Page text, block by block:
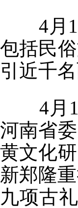
4月15
包括民
引近千
4月19
河南省
黄文化
新郑隆
九项古